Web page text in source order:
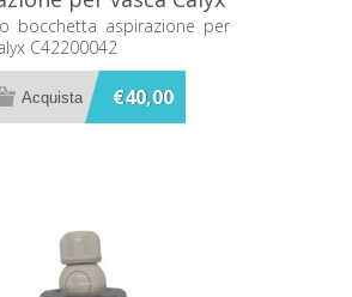
C42200042
bocchetta aspirazione per
C42200042
€40,00